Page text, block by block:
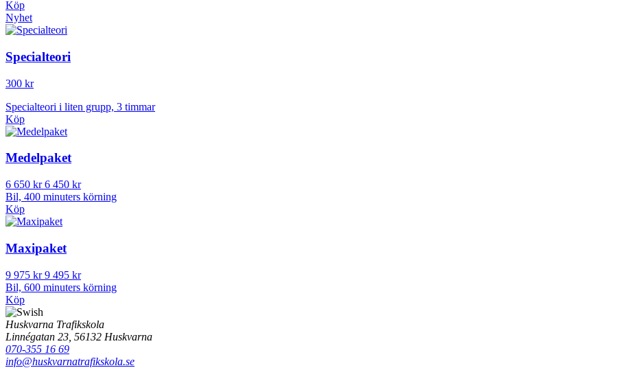
Köp
Nyhet
Specialteori
300 kr
Specialteori i liten grupp, 3 timmar
Köp
Medelpaket
6 650 kr6 450 kr
Bil, 400 minuters körning
Köp
Maxipaket
9 975 kr9 495 kr
Bil, 600 minuters körning
Köp
Huskvarna Trafikskola
Linnégatan 23, 56132 Huskvarna
070-355 16 69
info@huskvarnatrafikskola.se